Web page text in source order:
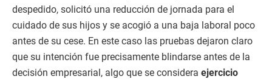
despedido, solicitó una reducción de jornada para el
cuidado de sus hijos y se acogió a una baja laboral poco
antes de su cese. En este caso las pruebas dejaron claro
que su intención fue precisamente blindarse antes de la
decisión empresarial, algo que se considera ejercicio